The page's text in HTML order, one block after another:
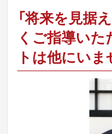
「将来を見据
くご指導い
トは他にいま